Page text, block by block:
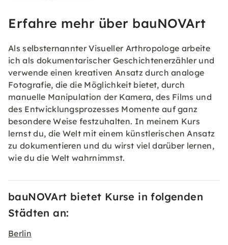
Erfahre mehr über bauNOVArt
Als selbsternannter Visueller Arthropologe arbeite
ich als dokumentarischer Geschichtenerzähler und
verwende einen kreativen Ansatz durch analoge
Fotografie, die die Möglichkeit bietet, durch
manuelle Manipulation der Kamera, des Films und
des Entwicklungsprozesses Momente auf ganz
besondere Weise festzuhalten. In meinem Kurs
lernst du, die Welt mit einem künstlerischen Ansatz
zu dokumentieren und du wirst viel darüber lernen,
wie du die Welt wahrnimmst.
bauNOVArt bietet Kurse in folgenden
Städten an:
Berlin